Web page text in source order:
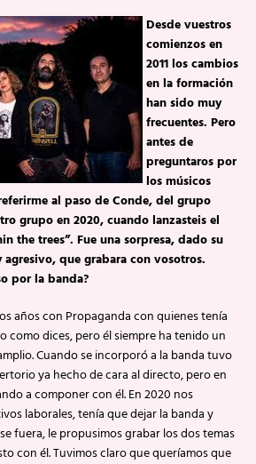
Desde vuestros
comienzos en
2011 los cambios
en la formación
han sido muy
frecuentes. Pero
antes de
preguntaros por
los músicos
al paso de Conde, del grupo
grupo en 2020, cuando lanzasteis el
the trees”. Fue una sorpresa, dado su
que grabara con vosotros.
por la banda?
años con Propaganda con quienes tenía
como dices, pero él siempre ha tenido un
Cuando se incorporó a la banda tuvo
ya hecho de cara al directo, pero en
a componer con él. En 2020 nos
laborales, tenía que dejar la banda y
fuera, le propusimos grabar los dos temas
con él. Tuvimos claro que queríamos que